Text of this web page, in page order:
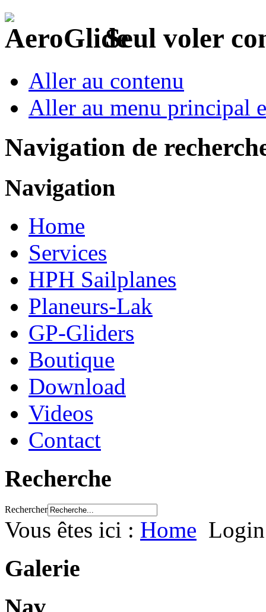
Seul voler
Aller au contenu
Aller au menu principal
Navigation de
Navigation
Home
Services
HPH Sailplanes
Planeurs-Lak
GP-Gliders
Boutique
Download
Videos
Contact
Recherche
Rechercher
Vous êtes ici : Home Login
Galerie